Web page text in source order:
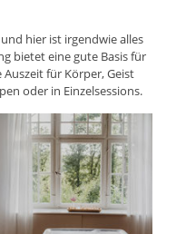
hier ist irgendwie alles
bietet eine gute Basis für
für Körper, Geist
oder in Einzelsessions.